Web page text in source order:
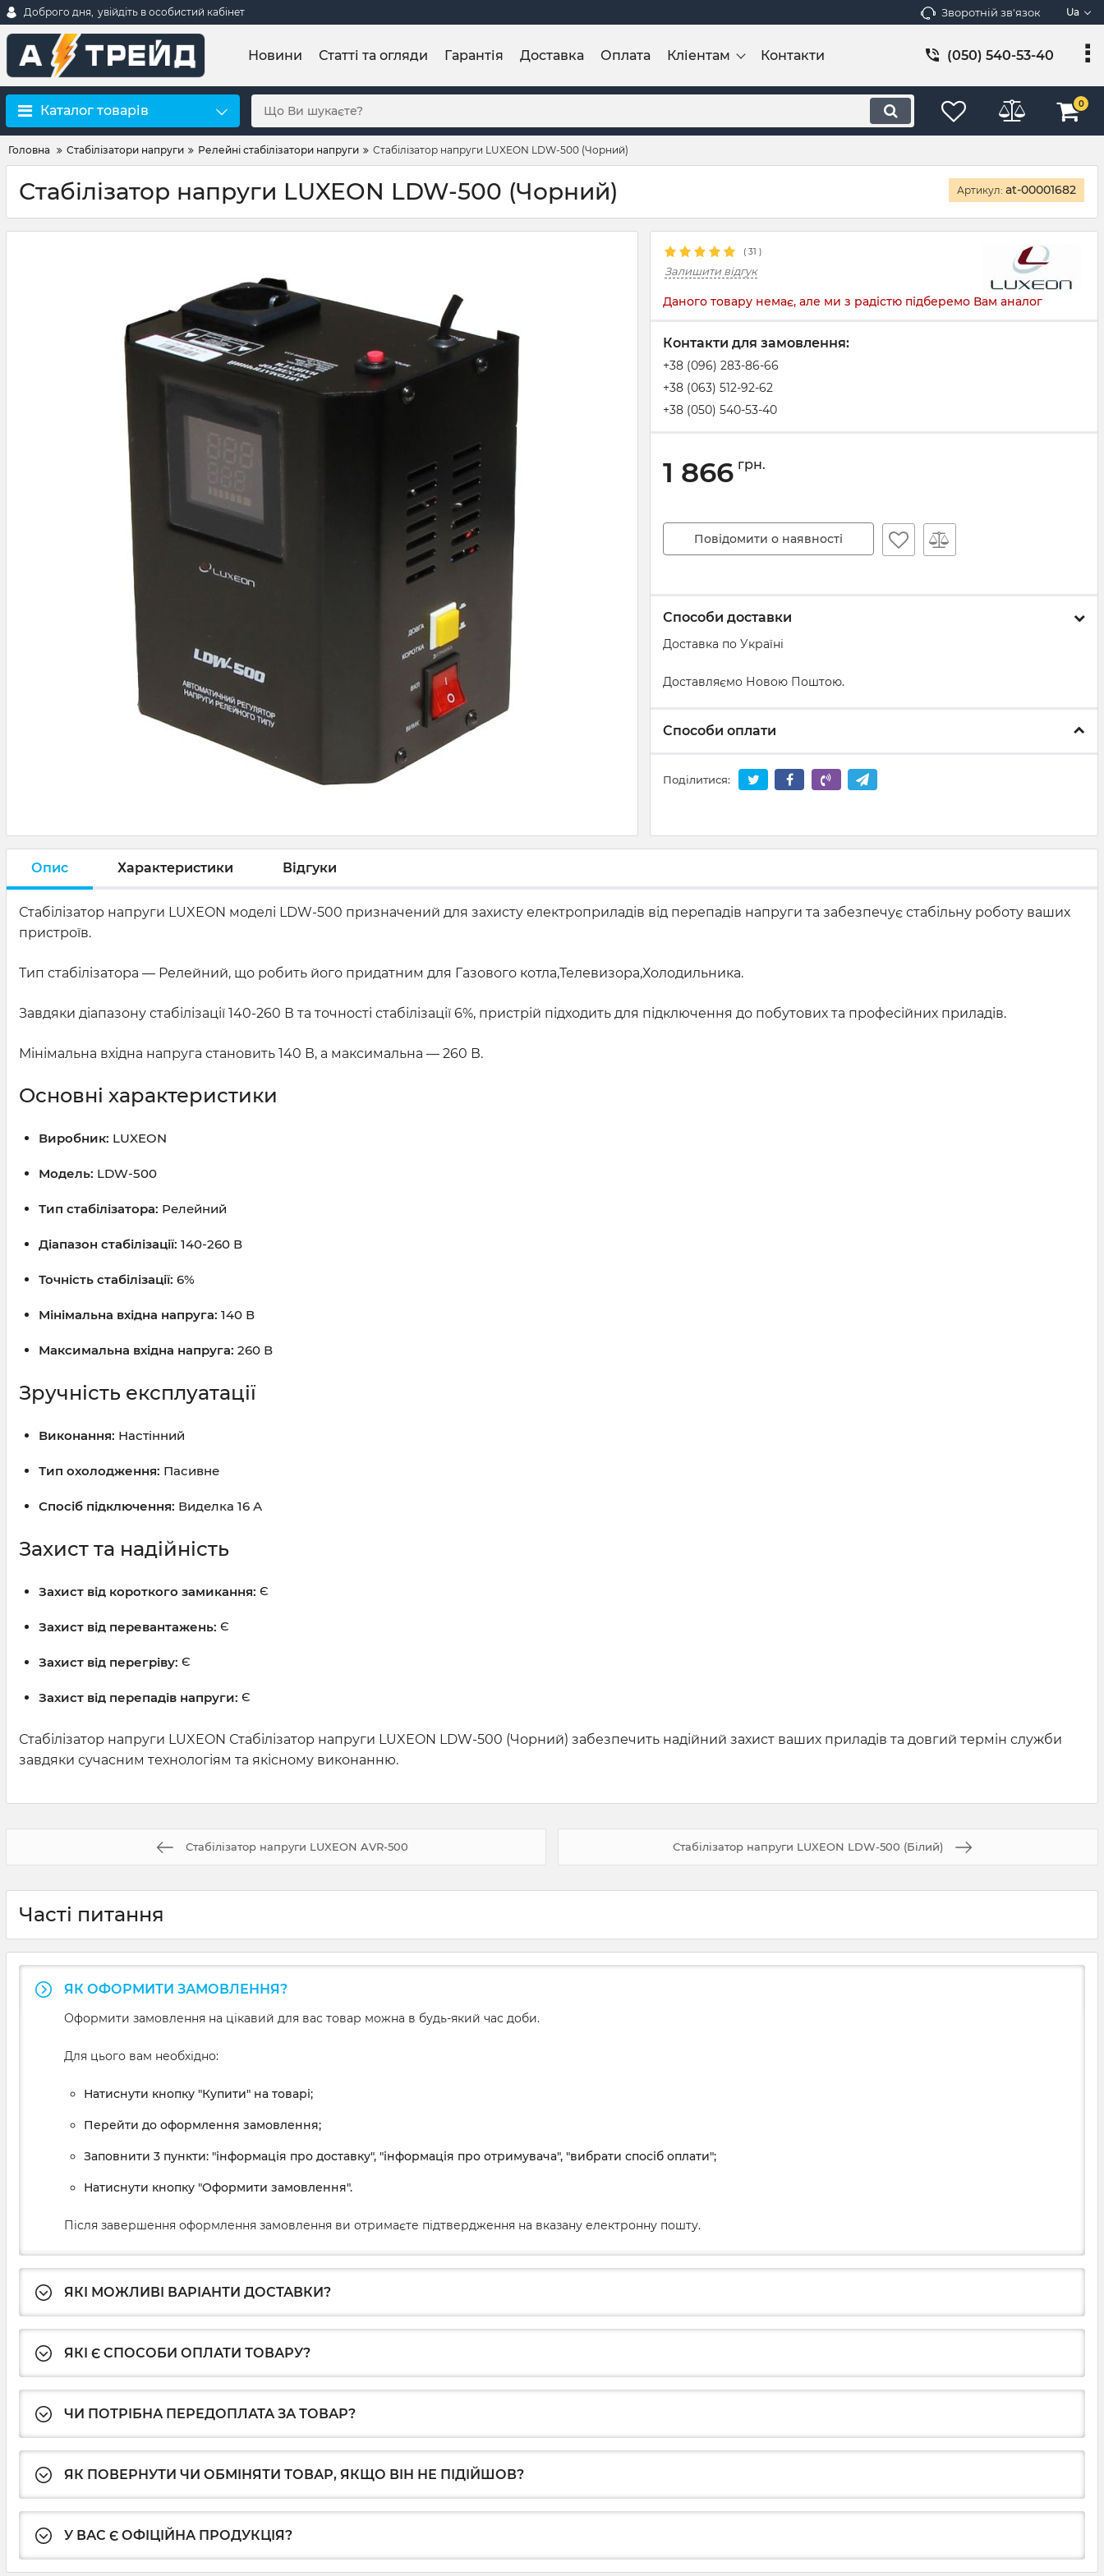
Доброго дня, увійдіть в особистий кабінет Зворотній зв'язок Ua
Новини Статті та огляди Гарантія Доставка Оплата Кліентам Контакти (050) 540-53-40
Каталог товарів 0
Головна Стабілізатори напруги Релейні стабілізатори напруги Стабілізатор напруги LUXEON LDW-500 (Чорний)
Стабілізатор напруги LUXEON LDW-500 (Чорний) Артикул: at-00001682
( 31 )
Залишити відгук
Даного товару немає, але ми з радістю підберемо Вам аналог
Контакти для замовлення:
+38 (096) 283-86-66
+38 (063) 512-92-62
+38 (050) 540-53-40
1 866 грн.
Повідомити о наявності
Способи доставки
Доставка по Україні
Доставляємо Новою Поштою.
Способи оплати
Поділитися:
Опис Характеристики Відгуки
Стабілізатор напруги LUXEON моделі LDW-500 призначений для захисту електроприладів від перепадів напруги та забезпечує стабільну роботу ваших
пристроїв.
Тип стабілізатора — Релейний, що робить його придатним для Газового котла,Телевизора,Холодильника.
Завдяки діапазону стабілізації 140-260 В та точності стабілізації 6%, пристрій підходить для підключення до побутових та професійних приладів.
Мінімальна вхідна напруга становить 140 В, а максимальна — 260 В.
Основні характеристики
Виробник: LUXEON
Модель: LDW-500
Тип стабілізатора: Релейний
Діапазон стабілізації: 140-260 В
Точність стабілізації: 6%
Мінімальна вхідна напруга: 140 В
Максимальна вхідна напруга: 260 В
Зручність експлуатації
Виконання: Настінний
Тип охолодження: Пасивне
Спосіб підключення: Виделка 16 А
Захист та надійність
Захист від короткого замикання: Є
Захист від перевантажень: Є
Захист від перегріву: Є
Захист від перепадів напруги: Є
Стабілізатор напруги LUXEON Стабілізатор напруги LUXEON LDW-500 (Чорний) забезпечить надійний захист ваших приладів та довгий термін служби
завдяки сучасним технологіям та якісному виконанню.
Стабілізатор напруги LUXEON AVR-500 Стабілізатор напруги LUXEON LDW-500 (Білий)
Часті питання
ЯК ОФОРМИТИ ЗАМОВЛЕННЯ?
Оформити замовлення на цікавий для вас товар можна в будь-який час доби.
Для цього вам необхідно:
Натиснути кнопку "Купити" на товарі;
Перейти до оформлення замовлення;
Заповнити 3 пункти: "інформація про доставку", "інформація про отримувача", "вибрати спосіб оплати";
Натиснути кнопку "Оформити замовлення".
Після завершення оформлення замовлення ви отримаєте підтвердження на вказану електронну пошту.
ЯКІ МОЖЛИВІ ВАРІАНТИ ДОСТАВКИ?
ЯКІ Є СПОСОБИ ОПЛАТИ ТОВАРУ?
ЧИ ПОТРІБНА ПЕРЕДОПЛАТА ЗА ТОВАР?
ЯК ПОВЕРНУТИ ЧИ ОБМІНЯТИ ТОВАР, ЯКЩО ВІН НЕ ПІДІЙШОВ?
У ВАС Є ОФІЦІЙНА ПРОДУКЦІЯ?